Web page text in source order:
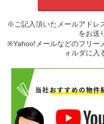
※ご記入頂いたメールアドレ
をお送
※Yahoo!メールなどのフリー
ォルダに入